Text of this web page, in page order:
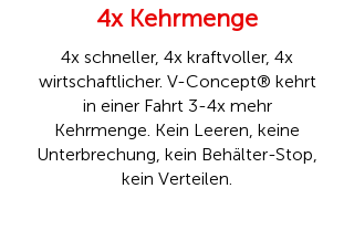
4x Kehrmenge
4x schneller, 4x kraftvoller, 4x
wirtschaftlicher. V-Concept® kehrt
in einer Fahrt 3-4x mehr
Kehrmenge. Kein Leeren, keine
Unterbrechung, kein Behälter-Stop,
kein Verteilen.